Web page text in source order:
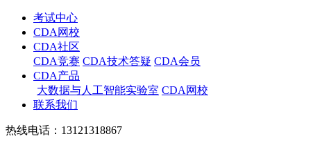
考试中心
CDA网校
CDA社区
CDA竞赛 CDA技术答疑 CDA会员
CDA产品
大数据与人工智能实验室 CDA网校
联系我们
热线电话：13121318867